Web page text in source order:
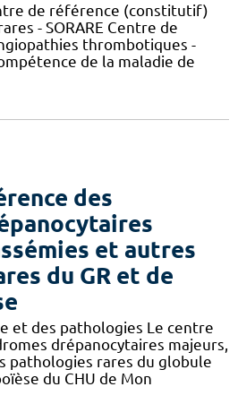
de référence (constitutif)
- SORARE Centre de
thrombotiques -
de la maladie de
des
et autres
du GR et de
et des pathologies Le centre
drépanocytaires majeurs,
pathologies rares du globule
du CHU de Mon